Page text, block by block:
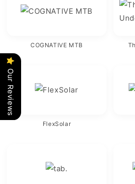
COGNATIVE MTB
FlexSolar
Our Reviews